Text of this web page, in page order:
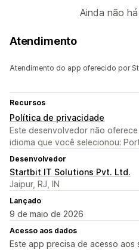
Ainda não
Atendimento
Atendimento do app oferecido por
Recursos
Política de privacidade
Este desenvolvedor não
idioma que você selecionou:
Desenvolvedor
Startbit IT Solutions Pvt. Ltd.
Jaipur, RJ, IN
Lançado
9 de maio de 2026
Acesso aos dados
Este app precisa de acesso aos